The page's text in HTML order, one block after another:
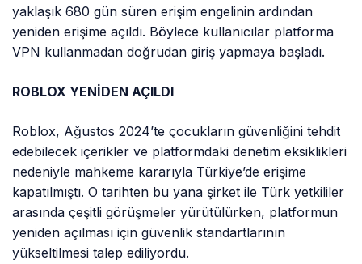
yaklaşık 680 gün süren erişim engelinin ardından
yeniden erişime açıldı. Böylece kullanıcılar platforma
VPN kullanmadan doğrudan giriş yapmaya başladı.
ROBLOX YENİDEN AÇILDI
Roblox, Ağustos 2024’te çocukların güvenliğini tehdit
edebilecek içerikler ve platformdaki denetim eksiklikleri
nedeniyle mahkeme kararıyla Türkiye’de erişime
kapatılmıştı. O tarihten bu yana şirket ile Türk yetkililer
arasında çeşitli görüşmeler yürütülürken, platformun
yeniden açılması için güvenlik standartlarının
yükseltilmesi talep ediliyordu.